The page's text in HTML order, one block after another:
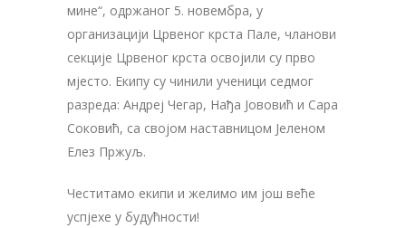
мине“, одржаног 5. новембра, у
организацији Црвеног крста Пале, чланови
секције Црвеног крста освојили су прво
мјесто. Екипу су чинили ученици седмог
разреда: Андреј Чегар, Нађа Јововић и Сара
Соковић, са својом наставницом Јеленом
Елез Пржуљ.
Честитамо екипи и желимо им још веће
успјехе у будућности!